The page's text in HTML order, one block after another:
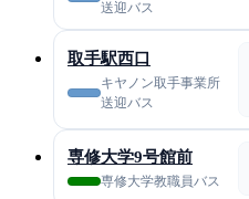
送迎バス
取手駅西口
キヤノン取手事業所
送迎バス
専修大学9号館前
専修大学教職員バス